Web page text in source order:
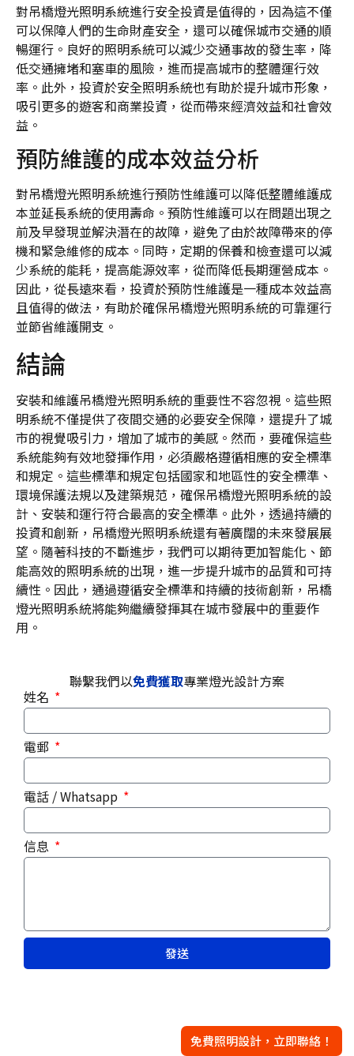
聯繫我們以免費獲取專業燈光設計方案
姓名
電郵
電話 / Whatsapp
信息
發送
對吊橋燈光照明系統進行安全投資是值得的，因為這不僅
可以保障人們的生命財產安全，還可以確保城市交通的順
暢運行。良好的照明系統可以減少交通事故的發生率，降
低交通擁堵和塞車的風險，進而提高城市的整體運行效
率。此外，投資於安全照明系統也有助於提升城市形象，
吸引更多的遊客和商業投資，從而帶來經濟效益和社會效
益。
預防維護的成本效益分析
對吊橋燈光照明系統進行預防性維護可以降低整體維護成
本並延長系統的使用壽命。預防性維護可以在問題出現之
前及早發現並解決潛在的故障，避免了由於故障帶來的停
機和緊急維修的成本。同時，定期的保養和檢查還可以減
少系統的能耗，提高能源效率，從而降低長期運營成本。
因此，從長遠來看，投資於預防性維護是一種成本效益高
且值得的做法，有助於確保吊橋燈光照明系統的可靠運行
並節省維護開支。
結論
安裝和維護吊橋燈光照明系統的重要性不容忽視。這些照
明系統不僅提供了夜間交通的必要安全保障，還提升了城
市的視覺吸引力，增加了城市的美感。然而，要確保這些
系統能夠有效地發揮作用，必須嚴格遵循相應的安全標準
和規定。這些標準和規定包括國家和地區性的安全標準、
環境保護法規以及建築規范，確保吊橋燈光照明系統的設
計、安裝和運行符合最高的安全標準。此外，透過持續的
投資和創新，吊橋燈光照明系統還有著廣闊的未來發展展
望。隨著科技的不斷進步，我們可以期待更加智能化、節
能高效的照明系統的出現，進一步提升城市的品質和可持
續性。因此，通過遵循安全標準和持續的技術創新，吊橋
燈光照明系統將能夠繼續發揮其在城市發展中的重要作
用。
免費照明設計，立即聯絡！